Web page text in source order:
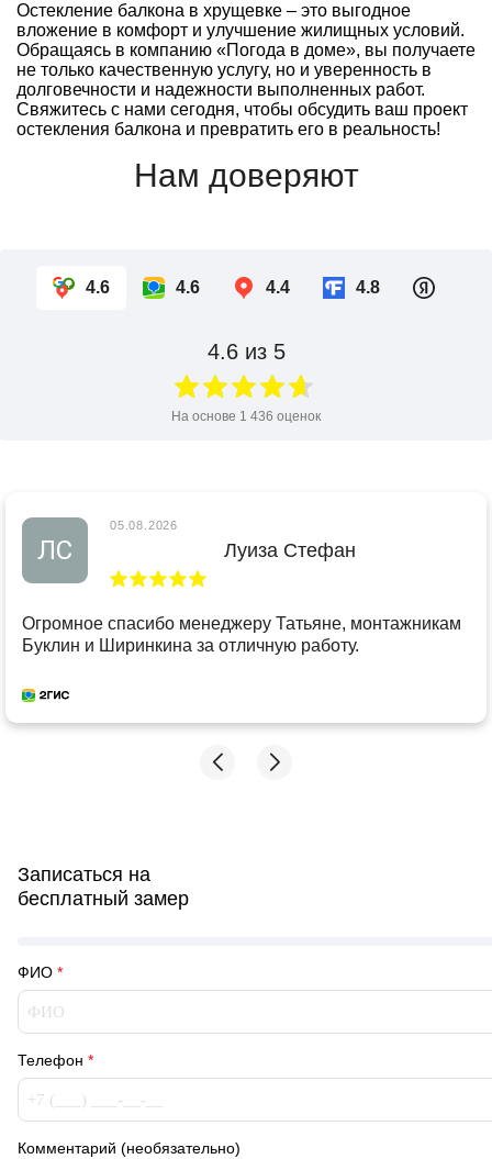
Остекление балкона в хрущевке – это выгодное
вложение в комфорт и улучшение жилищных условий.
Обращаясь в компанию «Погода в доме», вы получаете
не только качественную услугу, но и уверенность в
долговечности и надежности выполненных работ.
Свяжитесь с нами сегодня, чтобы обсудить ваш проект
остекления балкона и превратить его в реальность!
Нам доверяют
4.6 4.6 4.4 4.8
4.6из 5
На основе 1 436 оценок
ЛС
05.08.2026
Луиза Стефан
Огромное спасибо менеджеру Татьяне, монтажникам
Буклин и Ширинкина за отличную работу.
Записаться на
бесплатный замер
ФИО *
Телефон *
Комментарий (необязательно)